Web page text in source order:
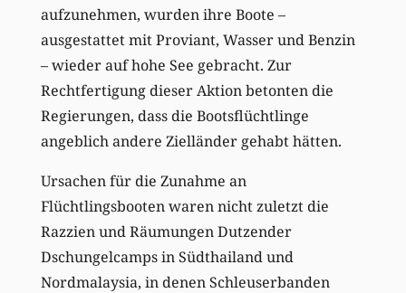
aufzunehmen, wurden ihre Boote –
ausgestattet mit Proviant, Wasser und Benzin
– wieder auf hohe See gebracht. Zur
Rechtfertigung dieser Aktion betonten die
Regierungen, dass die Bootsflüchtlinge
angeblich andere Zielländer gehabt hätten.
Ursachen für die Zunahme an
Flüchtlingsbooten waren nicht zuletzt die
Razzien und Räumungen Dutzender
Dschungelcamps in Südthailand und
Nordmalaysia, in denen Schleuserbanden